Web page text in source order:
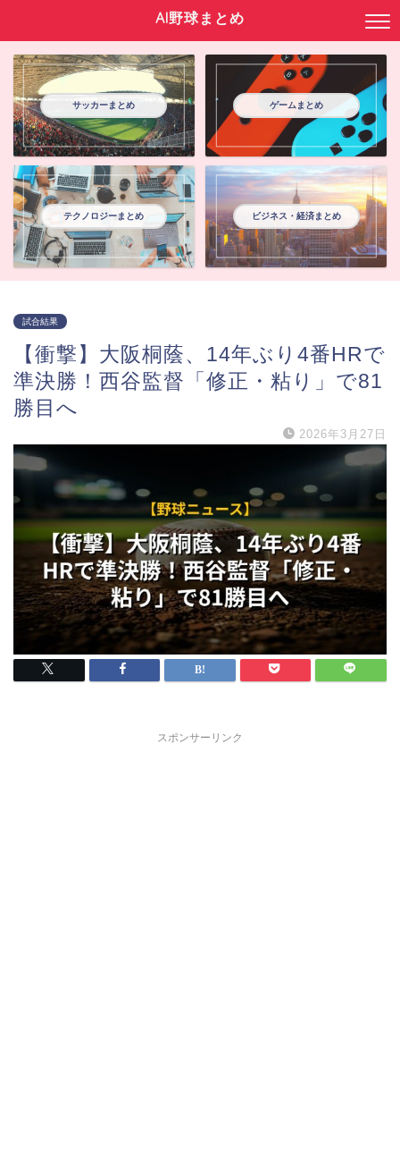
AI野球まとめ
サッカーまとめ ゲームまとめ
テクノロジーまとめ ビジネス・経済まとめ
試合結果
【衝撃】大阪桐蔭、14年ぶり4番HRで
準決勝！西谷監督「修正・粘り」で81
勝目へ
2026年3月27日
スポンサーリンク